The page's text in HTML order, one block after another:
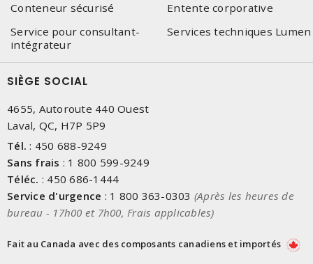
Conteneur sécurisé
Entente corporative
Service pour consultant-
intégrateur
Services techniques Lumen
SIÈGE SOCIAL
4655, Autoroute 440 Ouest
Laval, QC, H7P 5P9
Tél. : 450 688-9249
Sans frais : 1 800 599-9249
Téléc. : 450 686-1444
Service d'urgence : 1 800 363-0303 (Après les heures de
bureau - 17h00 et 7h00, Frais applicables)
Fait au Canada avec des composants canadiens et importés